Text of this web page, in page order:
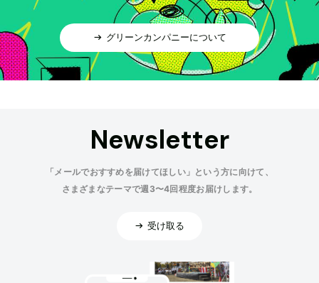
グリーンカンパニーについて
Newsletter
「メールでおすすめを届けてほしい」という方に向けて、
さまざまなテーマで週3〜4回程度お届けします。
受け取る